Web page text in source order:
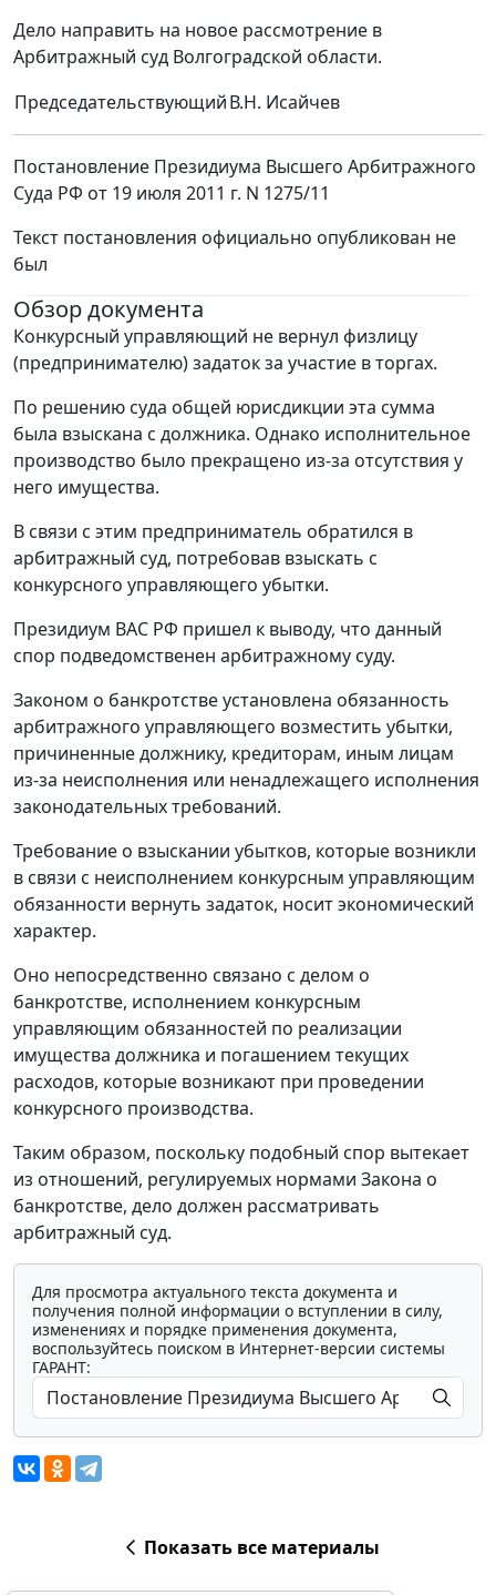
Дело направить на новое рассмотрение в
Арбитражный суд Волгоградской области.
ПредседательствующийВ.Н. Исайчев
Постановление Президиума Высшего Арбитражного
Суда РФ от 19 июля 2011 г. N 1275/11
Текст постановления официально опубликован не
был
Обзор документа
Конкурсный управляющий не вернул физлицу
(предпринимателю) задаток за участие в торгах.
По решению суда общей юрисдикции эта сумма
была взыскана с должника. Однако исполнительное
производство было прекращено из-за отсутствия у
него имущества.
В связи с этим предприниматель обратился в
арбитражный суд, потребовав взыскать с
конкурсного управляющего убытки.
Президиум ВАС РФ пришел к выводу, что данный
спор подведомственен арбитражному суду.
Законом о банкротстве установлена обязанность
арбитражного управляющего возместить убытки,
причиненные должнику, кредиторам, иным лицам
из-за неисполнения или ненадлежащего исполнения
законодательных требований.
Требование о взыскании убытков, которые возникли
в связи с неисполнением конкурсным управляющим
обязанности вернуть задаток, носит экономический
характер.
Оно непосредственно связано с делом о
банкротстве, исполнением конкурсным
управляющим обязанностей по реализации
имущества должника и погашением текущих
расходов, которые возникают при проведении
конкурсного производства.
Таким образом, поскольку подобный спор вытекает
из отношений, регулируемых нормами Закона о
банкротстве, дело должен рассматривать
арбитражный суд.
Для просмотра актуального текста документа и
получения полной информации о вступлении в силу,
изменениях и порядке применения документа,
воспользуйтесь поиском в Интернет-версии системы
ГАРАНТ:
Показать все материалы